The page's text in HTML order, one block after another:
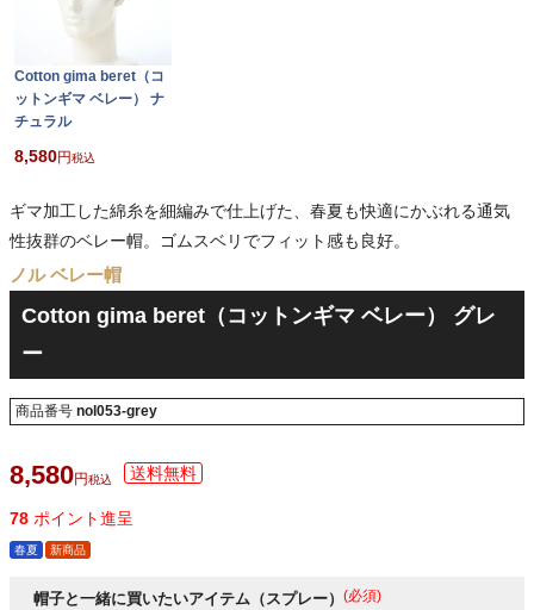
Cotton gima beret（コ
ットンギマ ベレー） ナ
チュラル
8,580 税込
ギマ加工した綿糸を細編みで仕上げた、春夏も快適にかぶれる通気
性抜群のベレー帽。ゴムスベリでフィット感も良好。
ノル ベレー帽
Cotton gima beret（コットンギマ ベレー） グレ
ー
商品番号 nol053-grey
8,580 税込
78 ポイント進呈
春夏 新商品
帽子と一緒に買いたいアイテム（スプレー） (必須)